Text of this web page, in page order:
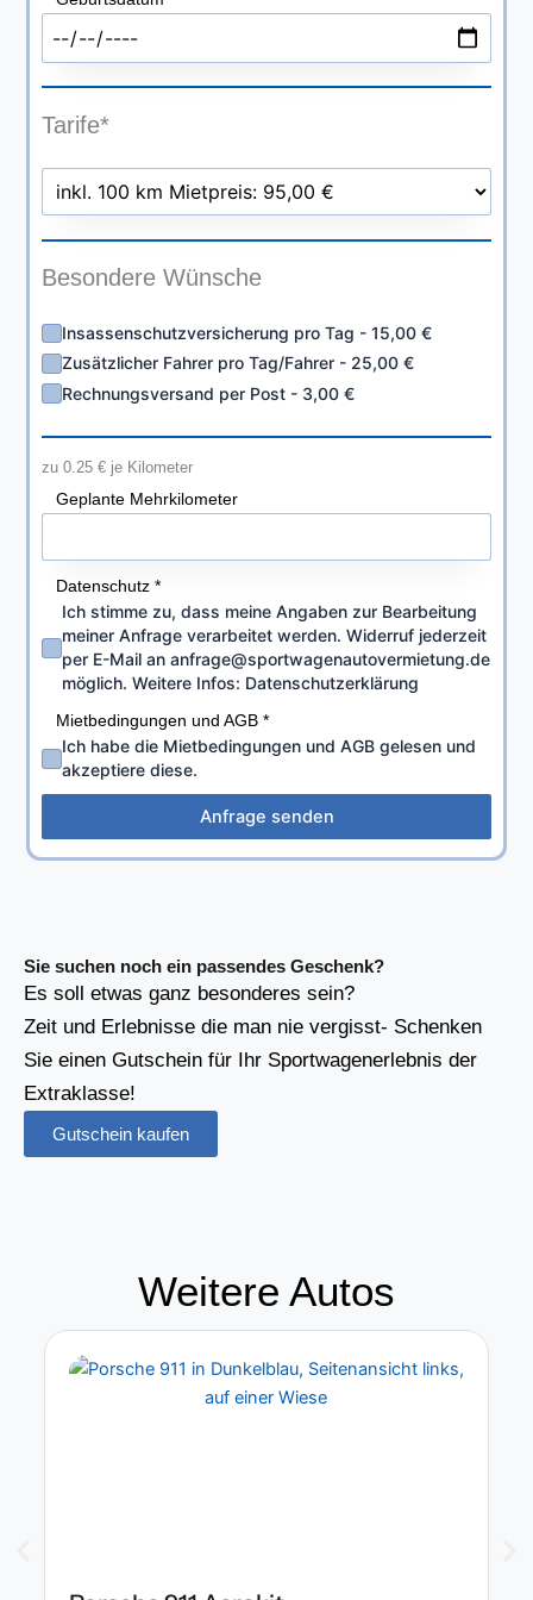
Tarife*
Besondere Wünsche
Insassenschutzversicherung pro Tag - 15,00 €
Zusätzlicher Fahrer pro Tag/Fahrer - 25,00 €
Rechnungsversand per Post - 3,00 €
zu 0.25 € je Kilometer
Geplante Mehrkilometer
Datenschutz*
Ich stimme zu, dass meine Angaben zur Bearbeitung
meiner Anfrage verarbeitet werden. Widerruf jederzeit
per E-Mail an anfrage@sportwagenautovermietung.de
möglich. Weitere Infos: Datenschutzerklärung
Mietbedingungen und AGB*
Ich habe die Mietbedingungen und AGB gelesen und
akzeptiere diese.
Anfrage senden
Sie suchen noch ein passendes Geschenk?
Es soll etwas ganz besonderes sein?
Zeit und Erlebnisse die man nie vergisst- Schenken
Sie einen Gutschein für Ihr Sportwagenerlebnis der
Extraklasse!
Gutschein kaufen
Weitere Autos